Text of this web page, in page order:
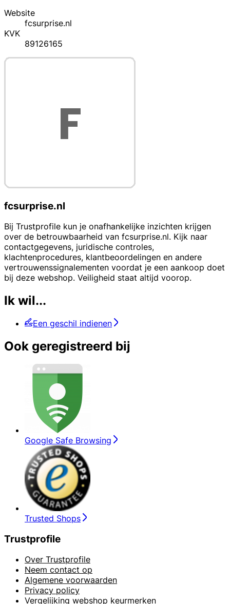
Website
fcsurprise.nl
KVK
89126165
fcsurprise.nl
Bij Trustprofile kun je onafhankelijke inzichten krijgen
over de betrouwbaarheid van fcsurprise.nl. Kijk naar
contactgegevens, juridische controles,
klachtenprocedures, klantbeoordelingen en andere
vertrouwenssignalementen voordat je een aankoop doet
bij deze webshop. Veiligheid staat altijd voorop.
Ik wil...
Een geschil indienen
Ook geregistreerd bij
Google Safe Browsing
Trusted Shops
Trustprofile
Over Trustprofile
Neem contact op
Algemene voorwaarden
Privacy policy
Vergelijking webshop keurmerken